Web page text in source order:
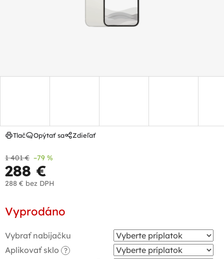
1 401 € –79 %
288 €
288 € bez DPH
cena:
Vyprodáno
Vybrať nabíjačku
Aplikovať sklo
?
Tlač Opýtať sa Zdieľať